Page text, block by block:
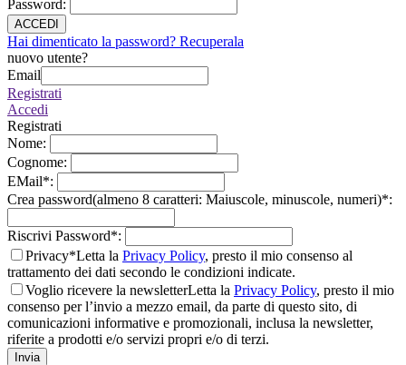
Password:
ACCEDI
Hai dimenticato la password? Recuperala
nuovo utente?
Email
Registrati
Accedi
Registrati
Nome:
Cognome:
EMail*:
Crea password(almeno 8 caratteri: Maiuscole, minuscole, numeri)*:
Riscrivi Password*:
Privacy*Letta la Privacy Policy, presto il mio consenso al
trattamento dei dati secondo le condizioni indicate.
Voglio ricevere la newsletterLetta la Privacy Policy, presto il mio
consenso per l’invio a mezzo email, da parte di questo sito, di
comunicazioni informative e promozionali, inclusa la newsletter,
riferite a prodotti e/o servizi propri e/o di terzi.
Invia